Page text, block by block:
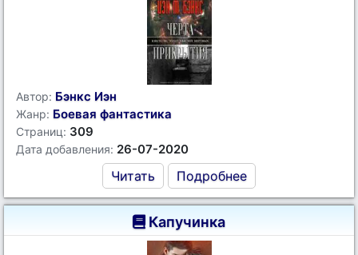
Автор: Бэнкс Иэн
Жанр: Боевая фантастика
Страниц: 309
Дата добавления: 26-07-2020
Читать Подробнее
Капучинка